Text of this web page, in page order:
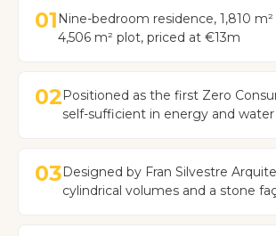
01 Nine-bedroom residence, 1,810
4,506 m² plot, priced at €13m
02Positioned as the first Zero
self-sufficient in energy and water
03Designed by Fran Silvestre
cylindrical volumes and a stone